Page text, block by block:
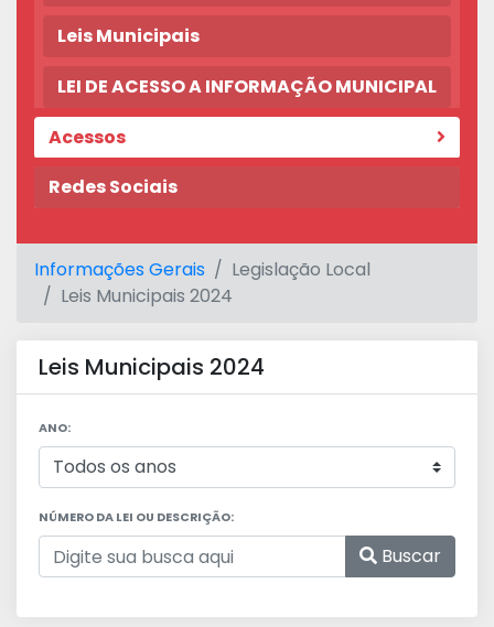
Leis Municipais
LEI DE ACESSO A INFORMAÇÃO MUNICIPAL
Acessos
Redes Sociais
Informações Gerais
Legislação Local
Leis Municipais 2024
Leis Municipais 2024
ANO:
NÚMERO DA LEI OU DESCRIÇÃO:
Buscar